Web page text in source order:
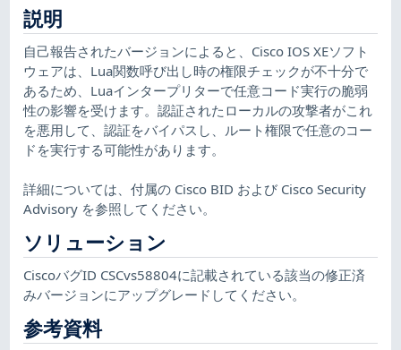
説明
自己報告されたバージョンによると、Cisco IOS XEソフト
ウェアは、Lua関数呼び出し時の権限チェックが不十分で
あるため、Luaインタープリターで任意コード実行の脆弱
性の影響を受けます。認証されたローカルの攻撃者がこれ
を悪用して、認証をバイパスし、ルート権限で任意のコー
ドを実行する可能性があります。
詳細については、付属の Cisco BID および Cisco Security
Advisory を参照してください。
ソリューション
CiscoバグID CSCvs58804に記載されている該当の修正済
みバージョンにアップグレードしてください。
参考資料